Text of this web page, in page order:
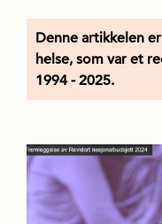
Denne artikkelen
helse, som var et
1994 - 2025.